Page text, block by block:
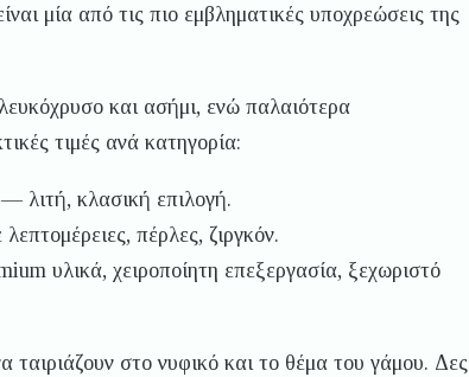
μία από τις πιο εμβληματικές υποχρεώσεις της
και ασήμι, ενώ παλαιότερα
τιμές ανά κατηγορία:
λιτή, κλασική επιλογή.
πέρλες, ζιργκόν.
υλικά, χειροποίητη επεξεργασία, ξεχωριστό
ταιριάζουν στο νυφικό και το θέμα του γάμου. Δες